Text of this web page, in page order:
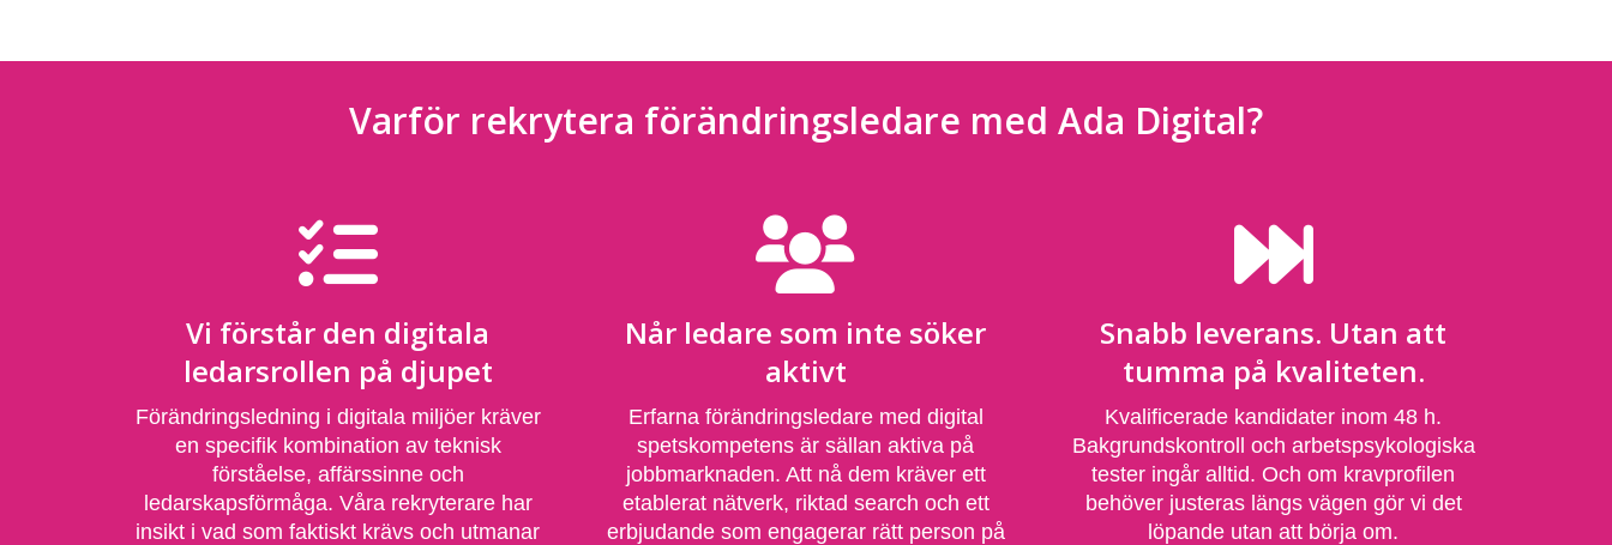
Varför rekrytera förändringsledare med Ada Digital?
Vi förstår den digitala
ledarsrollen på djupet
Förändringsledning i digitala miljöer kräver
en specifik kombination av teknisk
förståelse, affärssinne och
ledarskapsförmåga. Våra rekryterare har
insikt i vad som faktiskt krävs och utmanar
Når ledare som inte söker
aktivt
Erfarna förändringsledare med digital
spetskompetens är sällan aktiva på
jobbmarknaden. Att nå dem kräver ett
etablerat nätverk, riktad search och ett
erbjudande som engagerar rätt person på
Snabb leverans. Utan att
tumma på kvaliteten.
Kvalificerade kandidater inom 48 h.
Bakgrundskontroll och arbetspsykologiska
tester ingår alltid. Och om kravprofilen
behöver justeras längs vägen gör vi det
löpande utan att börja om.